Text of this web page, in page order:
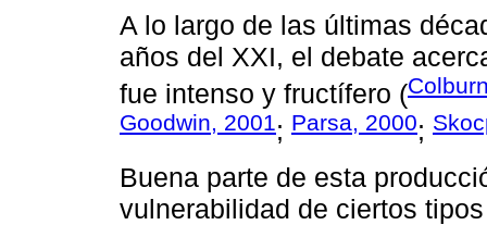
A lo largo de las últimas
años del XXI, el debate
fue intenso y fructífero (
Goodwin, 2001; Parsa, 2000;
Buena parte de esta
vulnerabilidad de ciertos